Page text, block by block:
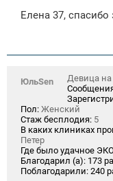
б
и
Елена 37, спасибо
ЮльSen
Девица
Пол: Женский
Стаж бесплодия: 5
В каких клиниках
Петер
Где было удачное
Благодарил (а): 173
Поблагодарили: 240